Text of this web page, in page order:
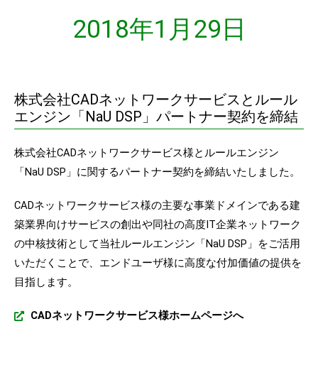
2018年1月29日
株式会社CADネットワークサービスとルール
エンジン「NaU DSP」パートナー契約を締結
株式会社CADネットワークサービス様とルールエンジン
「NaU DSP」に関するパートナー契約を締結いたしました。
CADネットワークサービス様の主要な事業ドメインである建
築業界向けサービスの創出や同社の高度IT企業ネットワーク
の中核技術として当社ルールエンジン「NaU DSP」をご活用
いただくことで、エンドユーザ様に高度な付加価値の提供を
目指します。
CADネットワークサービス様ホームページへ